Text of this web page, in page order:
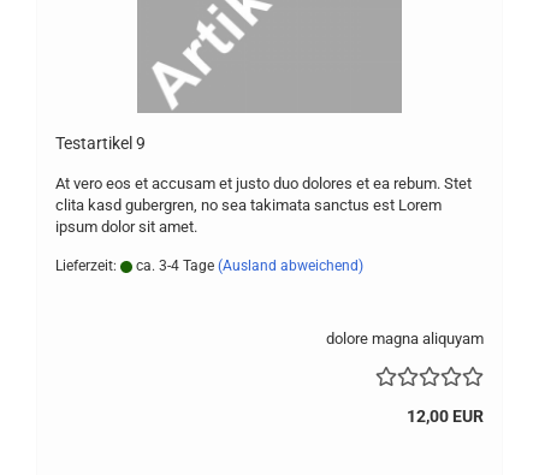
Te­st­ar­ti­kel 9
At vero eos et ac­cu­sam et justo duo do­lo­res et ea rebum. Stet
clita kasd gu­ber­gren, no sea ta­ki­ma­ta sanc­tus est Lorem
ipsum dolor sit amet.
Lieferzeit: ca. 3-4 Tage (Ausland abweichend)
dolore magna aliquyam
12,00 EUR